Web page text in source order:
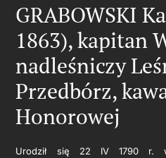
GRABOWSKI
1863), kapitan
nadleśniczy
Przedbórz,
Honorowej
Urodził się 22 IV 1790 r.